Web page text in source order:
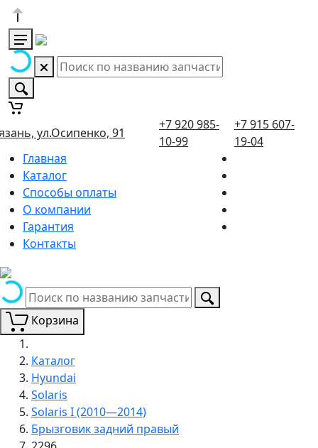
ул.Осипенко, 91
+7 920 985-
10-99
+7 915 607-
19-04
Главная
Каталог
Способы оплаты
О компании
Гарантия
Контакты
Корзина
Каталог
Hyundai
Solaris
Solaris I (2010—2014)
Брызговик задний правый